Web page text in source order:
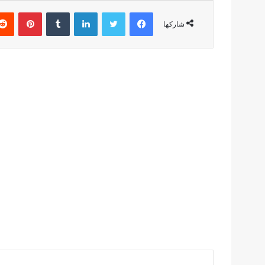
شاركها
فيسبوك تويتر لينكدإن